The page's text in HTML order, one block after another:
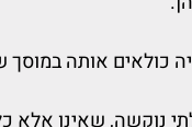
כולאים אותה במוסך
נוקשה, שאינו אלא